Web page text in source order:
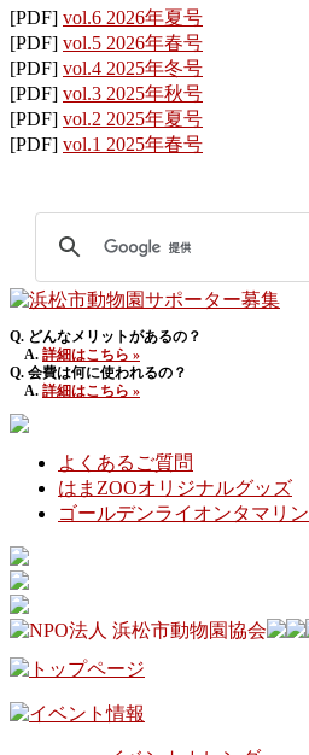
[PDF] vol.6 2026年夏号
[PDF] vol.5 2026年春号
[PDF] vol.4 2025年冬号
[PDF] vol.3 2025年秋号
[PDF] vol.2 2025年夏号
[PDF] vol.1 2025年春号
Q. どんなメリットがあるの？
A. 詳細はこちら »
Q. 会費は何に使われるの？
A. 詳細はこちら »
よくあるご質問
はまZOOオリジナルグッズ
ゴールデンライオンタマリン